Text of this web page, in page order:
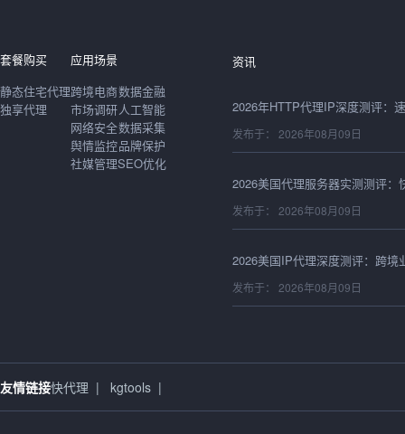
套餐购买
静态住宅代理
独享代理
应用场景
跨境电商
市场调研
网络安全
舆情监控
社媒管理
数据金融
人工智能
数据采集
品牌保护
SEO优化
资讯
发布于： 2026年08月09日
发布于： 2026年08月09日
发布于： 2026年08月09日
发布于： 2026年08月09日
发布于： 2026年08月08日
友情链接快代理 | kgtools |